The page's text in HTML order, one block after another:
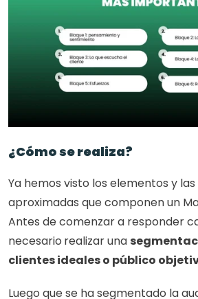
¿Cómo se realiza?
Ya hemos visto los elementos y
aproximadas que componen un
Antes de comenzar a responder
necesario realizar una
clientes ideales o público
Luego que se ha segmentado la